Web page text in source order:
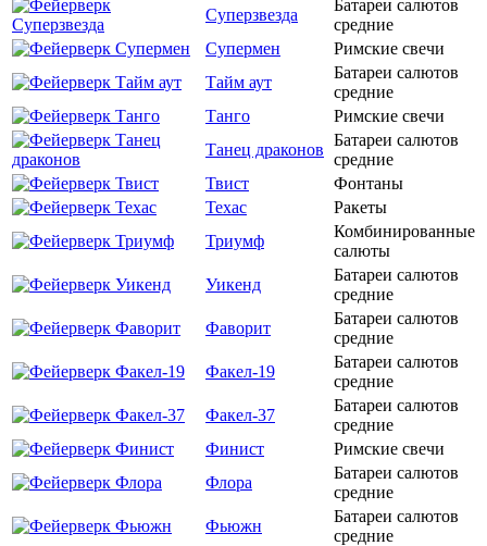
Суперзвезда
Батареи салютов
средние
Супермен
Римские свечи
Тайм аут
Батареи салютов
средние
Танго
Римские свечи
Танец драконов
Батареи салютов
средние
Твист
Фонтаны
Техас
Ракеты
Триумф
Комбинированные
салюты
Уикенд
Батареи салютов
средние
Фаворит
Батареи салютов
средние
Факел-19
Батареи салютов
средние
Факел-37
Батареи салютов
средние
Финист
Римские свечи
Флора
Батареи салютов
средние
Фьюжн
Батареи салютов
средние